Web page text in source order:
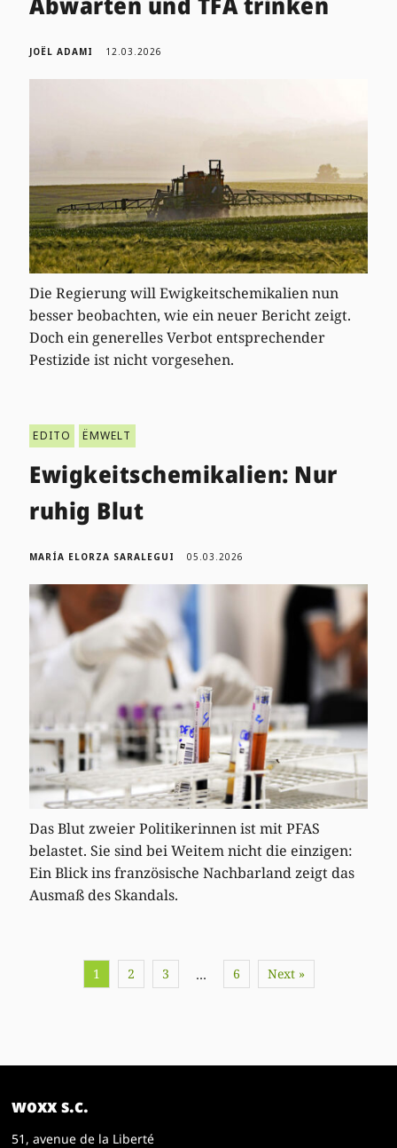
JOËL ADAMI 12.03.2026
Die Regierung will Ewigkeitschemikalien nun
besser beobachten, wie ein neuer Bericht zeigt.
Doch ein generelles Verbot entsprechender
Pestizide ist nicht vorgesehen.
EDITO ËMWELT
Ewigkeitschemikalien: Nur
ruhig Blut
MARÍA ELORZA SARALEGUI 05.03.2026
Das Blut zweier Politikerinnen ist mit PFAS
belastet. Sie sind bei Weitem nicht die einzigen:
Ein Blick ins französische Nachbarland zeigt das
Ausmaß des Skandals.
1 2 3 … 6 Next »
woxx s.c.
51, avenue de la Liberté